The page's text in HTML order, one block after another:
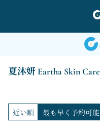
夏沐妍 Eartha Skin Care
近い順 最も早く予約可能